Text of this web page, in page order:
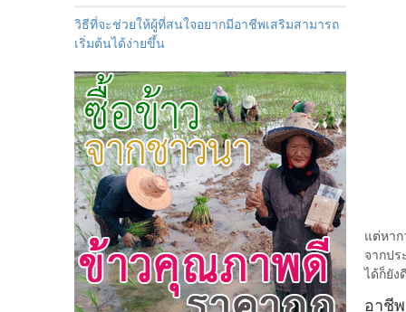
แต่หา
จากป
ได้ก็ยังดี
อาชี
วิธีที่จะช่วยให้ผู้ที่สนใจอยากมีอาชีพเสริมสามารถ
เริ่มต้นได้ง่ายขึ้น